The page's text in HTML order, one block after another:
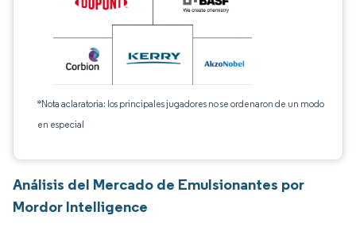
*Nota aclaratoria: los principales jugadores no se ordenaron de un modo
en especial
Análisis del Mercado de Emulsionantes por
Mordor Intelligence